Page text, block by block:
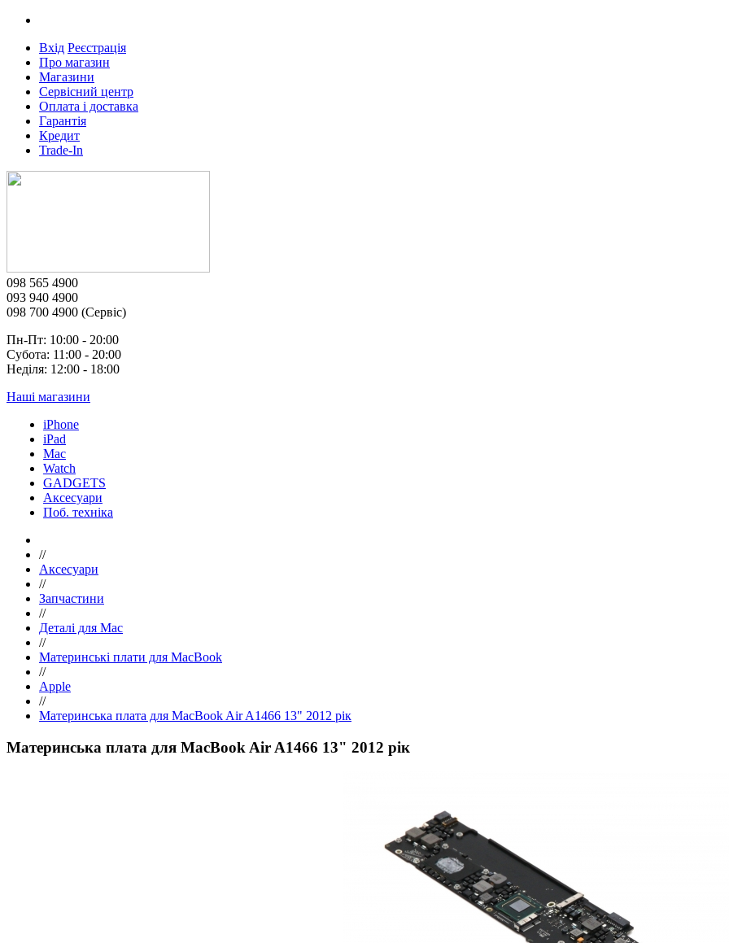
Вхід Реєстрація
Про магазин
Магазини
Сервісний центр
Оплата і доставка
Гарантія
Кредит
Trade-In
098 565 4900
093 940 4900
098 700 4900 (Сервіс)
Пн-Пт: 10:00 - 20:00
Субота: 11:00 - 20:00
Неділя: 12:00 - 18:00
Наші магазини
iPhone
iPad
Mac
Watch
GADGETS
Аксесуари
Поб. техніка
//
Аксесуари
//
Запчастини
//
Деталі для Mac
//
Материнські плати для MacBook
//
Apple
//
Материнська плата для MacBook Air A1466 13" 2012 рік
Материнська плата для MacBook Air A1466 13" 2012 рік